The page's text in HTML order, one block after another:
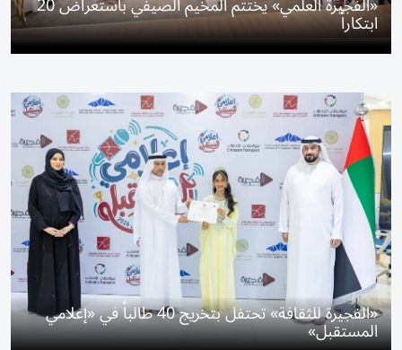
ابتكاراً
«الفجيرة للثقافة» تحتفل بتخريج 40 طالباً في «إعلامي
المستقبل»